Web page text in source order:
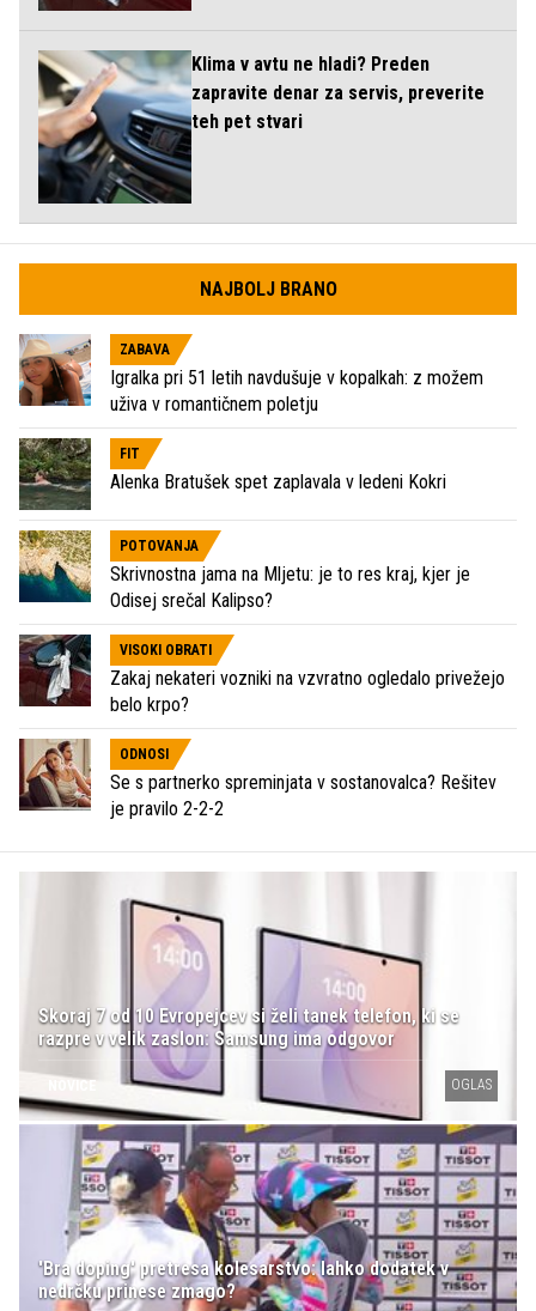
Klima v avtu ne hladi? Preden
zapravite denar za servis, preverite
teh pet stvari
NAJBOLJ BRANO
ZABAVA
Igralka pri 51 letih navdušuje v kopalkah: z možem
uživa v romantičnem poletju
FIT
Alenka Bratušek spet zaplavala v ledeni Kokri
POTOVANJA
Skrivnostna jama na Mljetu: je to res kraj, kjer je
Odisej srečal Kalipso?
VISOKI OBRATI
Zakaj nekateri vozniki na vzvratno ogledalo privežejo
belo krpo?
ODNOSI
Se s partnerko spreminjata v sostanovalca? Rešitev
je pravilo 2-2-2
Skoraj 7 od 10 Evropejcev si želi tanek telefon, ki se
razpre v velik zaslon: Samsung ima odgovor
OGLAS
'Bra doping' pretresa kolesarstvo: lahko dodatek v
nedrčku prinese zmago?